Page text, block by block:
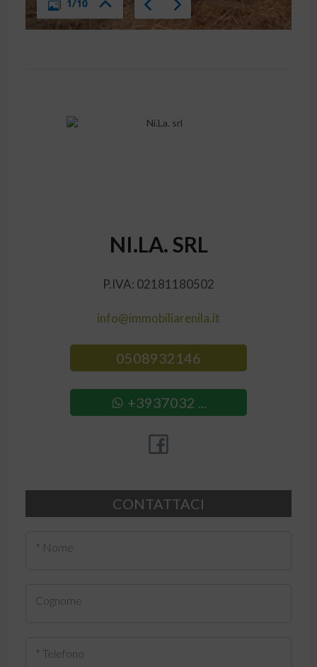
NI.LA. SRL
P.IVA: 02181180502
info@immobiliarenila.it
0508932146
+3937032 ...
CONTATTACI
* Nome
Cognome
* Telefono